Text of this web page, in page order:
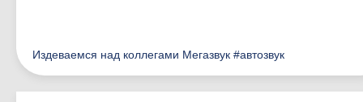
Издеваемся над коллегами Мегазвук #автозвук